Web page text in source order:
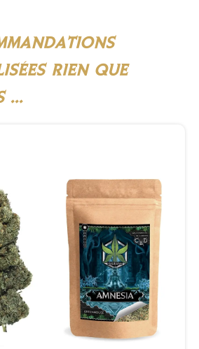
RIEN QUE
...